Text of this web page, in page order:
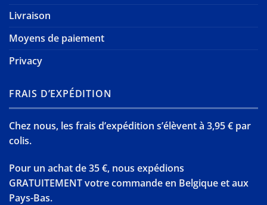
Livraison
Moyens de paiement
Privacy
FRAIS D’EXPÉDITION
Chez nous, les frais d’expédition s’élèvent à 3,95 € par
colis.
Pour un achat de 35 €, nous expédions
GRATUITEMENT votre commande en Belgique et aux
Pays-Bas.